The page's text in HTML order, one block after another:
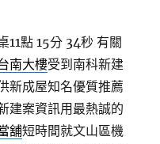
11點 15分 34秒 有關
南大樓受到南科新建
新成屋知名優質推薦
建案資訊用最熱誠的
舖短時間就文山區機